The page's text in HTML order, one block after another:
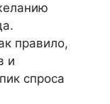
правило,
и
спроса